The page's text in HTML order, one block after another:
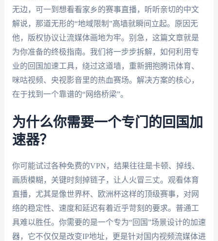
无边，可一到想看看家乡的赛事直播，听听亲切的中文
解说，那道无形的“地域限制”高墙就瞬间立起。原因无
他，版权协议让流媒体画地为牢。别急，这篇文章就是
为你准备的终极指南。我们将一步步拆解，如何利用专
业的回国加速工具，绕过这道墙，重新拥抱腾讯体育、
咪咕视频、央视影音里的热血赛场。解决方案的核心，
在于找到一个靠谱的“网络桥梁”。
为什么你需要一个专门的回国加
速器？
你可能试过各种免费的VPN，结果往往是卡顿、掉线、
画质模糊，关键时刻掉链子，让人火冒三丈。观看体育
直播，尤其是像世界杯、欧洲杯这样的顶级赛事，对网
络的稳定性、速度和延迟有着近乎苛刻的要求。普通工
具难以胜任。你需要的是一个专为“回国”场景设计的加速
器，它不仅仅是改变IP地址，更是针对国内视频流媒体进